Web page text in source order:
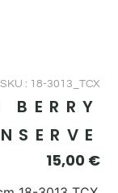
SKU : 18-3013_TCX
15,00 €